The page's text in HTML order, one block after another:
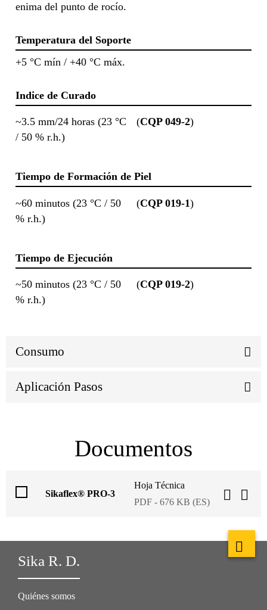
enima del punto de rocío.
Temperatura del Soporte
+5 °C mín / +40 °C máx.
Indice de Curado
~3.5 mm/24 horas (23 °C
/ 50 % r.h.)
(CQP 049-2)
Tiempo de Formación de Piel
~60 minutos (23 °C / 50
% r.h.)
(CQP 019-1)
Tiempo de Ejecución
~50 minutos (23 °C / 50
% r.h.)
(CQP 019-2)
Consumo
Aplicación Pasos
Documentos
Sikaflex® PRO-3
Hoja Técnica
PDF - 676 KB (ES)
Sika R. D.
Quiénes somos